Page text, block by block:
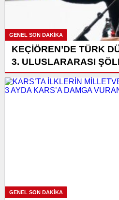
GENEL SON DAKİKA
KEÇİÖREN’DE TÜRK
3. ULUSLARARASI
KATILIM
GENEL SON DAKİKA